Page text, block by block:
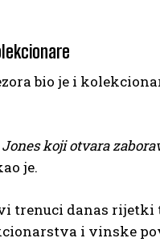
bio je i
Jones koji otvara
je.
trenuci danas
i vinske